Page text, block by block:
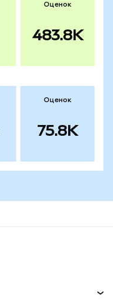
Оценок
483.8K
Оценок
75.8K